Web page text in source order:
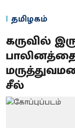
தமிழகம்
கருவில்
சீல்